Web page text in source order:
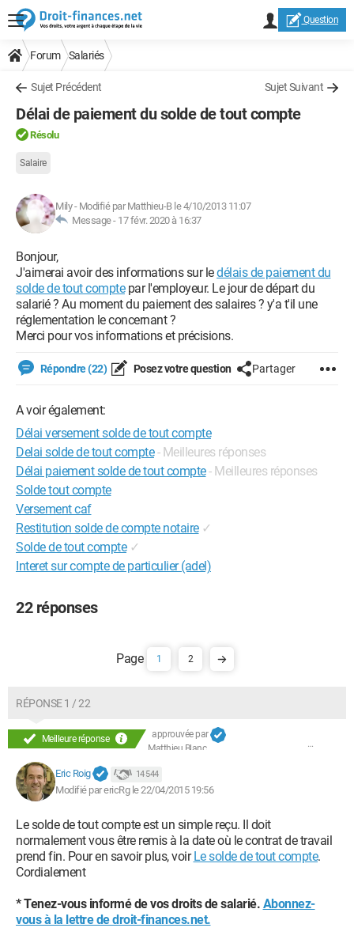
Question
Forum Salariés
Sujet Précédent Sujet Suivant
Délai de paiement du solde de tout compte
Résolu
Salaire
Mily- Modifié par Matthieu-B le 4/10/2013 11:07
Message - 17 févr. 2020 à 16:37
Bonjour,
J'aimerai avoir des informations sur ledélais de paiement du
solde de tout comptepar l'employeur. Le jour de départ du
salarié ? Au moment du paiement des salaires ? y'a t'il une
réglementation le concernant ?
Merci pour vos informations et précisions.
Répondre (22) Posez votre question Partager
A voir également:
Délai versement solde de tout compte
Delai solde de tout compte - Meilleures réponses
Délai paiement solde de tout compte- Meilleures réponses
Solde tout compte
Versement caf
Restitution solde de compte notaire ✓
Solde de tout compte ✓
Interet sur compte de particulier (adel)
22 réponses
1 2
RÉPONSE 1 / 22
Meilleure réponse
approuvée par
Matthieu Blanc
Eric Roig 14 544
Modifié par ericRg le 22/04/2015 19:56
Le solde de tout compte est un simple reçu. Il doit
normalement vous être remis à la date où le contrat de travail
prend fin. Pour en savoir plus, voirLe solde de tout compte.
Cordialement
* Tenez-vous informé de vos droits de salarié. Abonnez-
vous à la lettre de droit-finances.net.